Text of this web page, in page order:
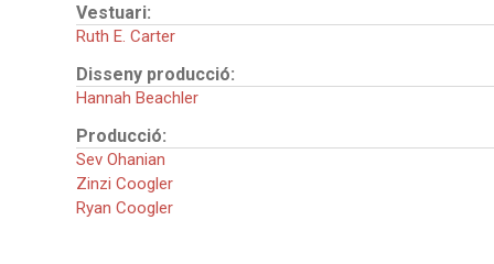
Vestuari:
Ruth E. Carter
Disseny producció:
Hannah Beachler
Producció:
Sev Ohanian
Zinzi Coogler
Ryan Coogler